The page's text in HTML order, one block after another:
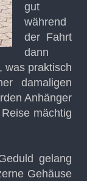
gut
während
der Fahrt
dann
was praktisch
damaligen
Anhänger
mächtig
gelang
Gehäuse